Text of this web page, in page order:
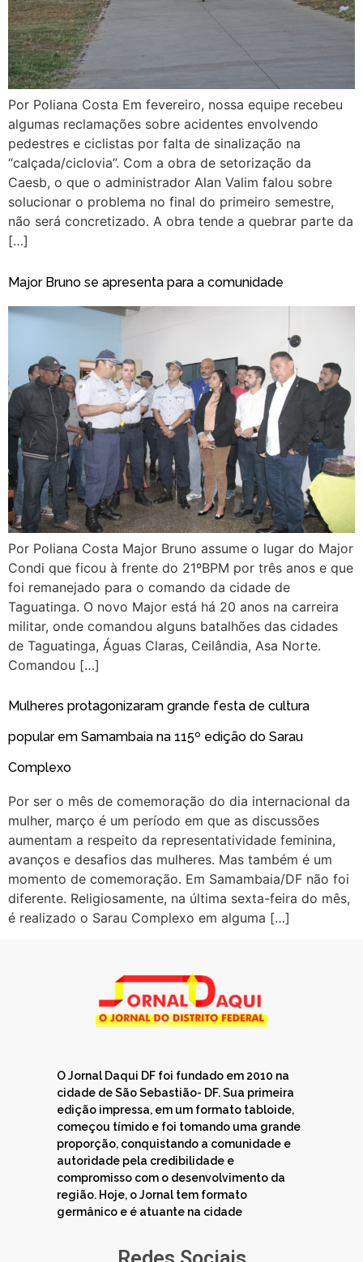
Por Poliana Costa Em fevereiro, nossa equipe recebeu
algumas reclamações sobre acidentes envolvendo
pedestres e ciclistas por falta de sinalização na
“calçada/ciclovia”. Com a obra de setorização da
Caesb, o que o administrador Alan Valim falou sobre
solucionar o problema no final do primeiro semestre,
não será concretizado. A obra tende a quebrar parte da
[…]
Major Bruno se apresenta para a comunidade
Por Poliana Costa Major Bruno assume o lugar do Major
Condi que ficou à frente do 21ºBPM por três anos e que
foi remanejado para o comando da cidade de
Taguatinga. O novo Major está há 20 anos na carreira
militar, onde comandou alguns batalhões das cidades
de Taguatinga, Águas Claras, Ceilândia, Asa Norte.
Comandou […]
Mulheres protagonizaram grande festa de cultura
popular em Samambaia na 115º edição do Sarau
Complexo
Por ser o mês de comemoração do dia internacional da
mulher, março é um período em que as discussões
aumentam a respeito da representatividade feminina,
avanços e desafios das mulheres. Mas também é um
momento de comemoração. Em Samambaia/DF não foi
diferente. Religiosamente, na última sexta-feira do mês,
é realizado o Sarau Complexo em alguma […]
O Jornal Daqui DF foi fundado em 2010 na
cidade de São Sebastião- DF. Sua primeira
edição impressa, em um formato tabloide,
começou tímido e foi tomando uma grande
proporção, conquistando a comunidade e
autoridade pela credibilidade e
compromisso com o desenvolvimento da
região. Hoje, o Jornal tem formato
germânico e é atuante na cidade